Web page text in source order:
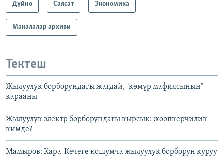
Дүйнө Саясат Экономика
Макалалар архиви
Тектеш
Жылуулук борборундагы жагдай, "көмүр мафиясынын"
карааны
Жылуулук электр борборундагы кырсык: жоопкерчилик
кимде?
Мамыров: Кара-Кечеге кошумча жылуулук борборун куруу